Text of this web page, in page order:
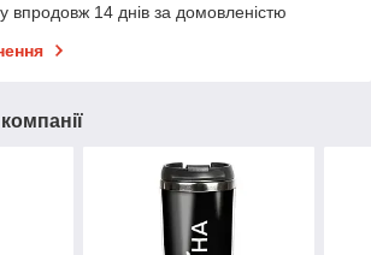
впродовж 14 днів за домовленістю